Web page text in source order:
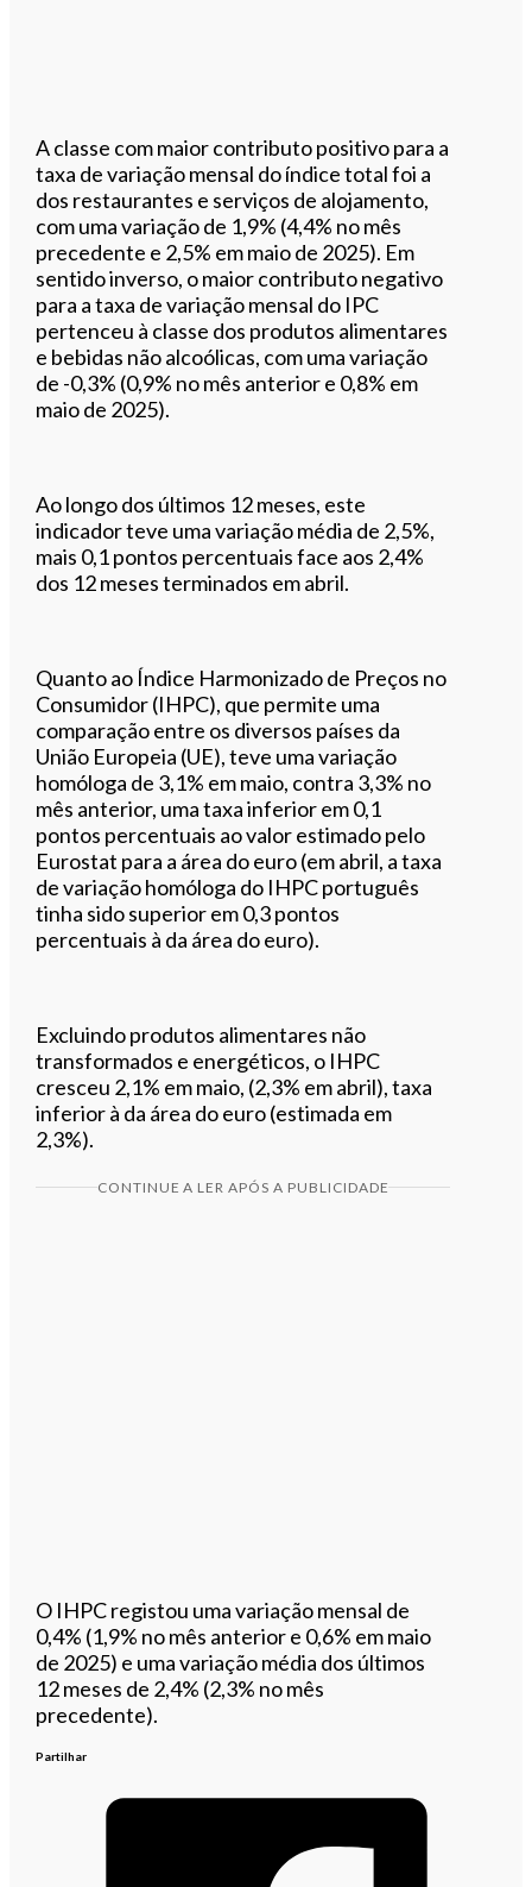
A classe com maior contributo positivo para a
taxa de variação mensal do índice total foi a
dos restaurantes e serviços de alojamento,
com uma variação de 1,9% (4,4% no mês
precedente e 2,5% em maio de 2025). Em
sentido inverso, o maior contributo negativo
para a taxa de variação mensal do IPC
pertenceu à classe dos produtos alimentares
e bebidas não alcoólicas, com uma variação
de -0,3% (0,9% no mês anterior e 0,8% em
maio de 2025).
Ao longo dos últimos 12 meses, este
indicador teve uma variação média de 2,5%,
mais 0,1 pontos percentuais face aos 2,4%
dos 12 meses terminados em abril.
Quanto ao Índice Harmonizado de Preços no
Consumidor (IHPC), que permite uma
comparação entre os diversos países da
União Europeia (UE), teve uma variação
homóloga de 3,1% em maio, contra 3,3% no
mês anterior, uma taxa inferior em 0,1
pontos percentuais ao valor estimado pelo
Eurostat para a área do euro (em abril, a taxa
de variação homóloga do IHPC português
tinha sido superior em 0,3 pontos
percentuais à da área do euro).
Excluindo produtos alimentares não
transformados e energéticos, o IHPC
cresceu 2,1% em maio, (2,3% em abril), taxa
inferior à da área do euro (estimada em
2,3%).
CONTINUE A LER APÓS A PUBLICIDADE
O IHPC registou uma variação mensal de
0,4% (1,9% no mês anterior e 0,6% em maio
de 2025) e uma variação média dos últimos
12 meses de 2,4% (2,3% no mês
precedente).
Partilhar